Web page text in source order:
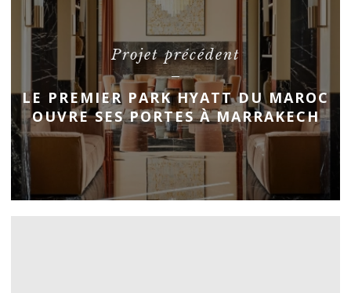
Projet précédent
LE PREMIER PARK HYATT DU MAROC
OUVRE SES PORTES À MARRAKECH